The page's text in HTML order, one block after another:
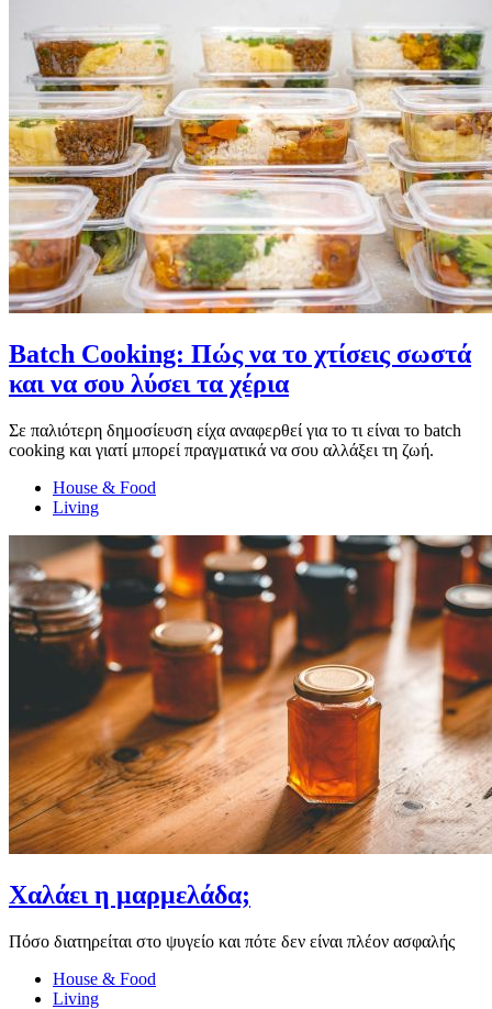
Batch Cooking: Πώς να το χτίσεις σωστά
και να σου λύσει τα χέρια
Σε παλιότερη δημοσίευση είχα αναφερθεί για το τι είναι το batch
cooking και γιατί μπορεί πραγματικά να σου αλλάξει τη ζωή.
House & Food
Living
Χαλάει η μαρμελάδα;
Πόσο διατηρείται στο ψυγείο και πότε δεν είναι πλέον ασφαλής
House & Food
Living